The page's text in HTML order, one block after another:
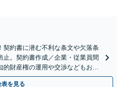
約書に潜む不利な条文や欠落条
。契約書作成／企業・従業員間
財産権の運用や交渉などもお任
総社駅・車15分】
表を見る